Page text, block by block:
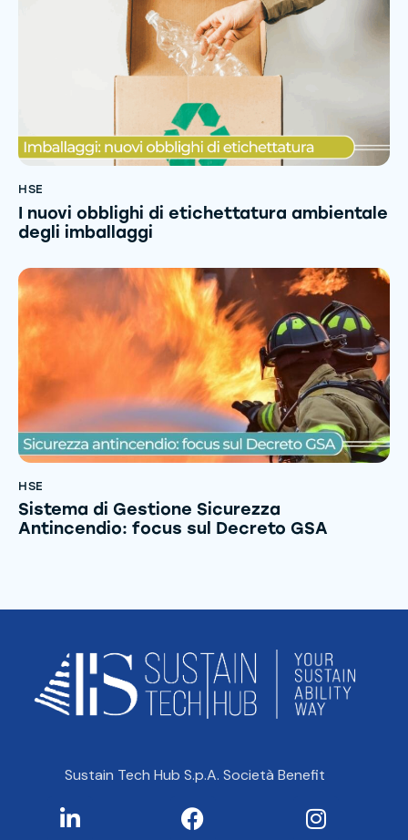
HSE
I nuovi obblighi di etichettatura ambientale
degli imballaggi
HSE
Sistema di Gestione Sicurezza
Antincendio: focus sul Decreto GSA
Sustain Tech Hub S.p.A. Società Benefit